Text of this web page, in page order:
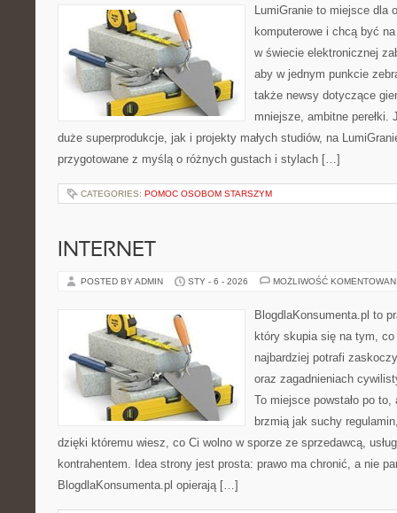
LumiGranie to miejsce dla
komputerowe i chcą być
w świecie elektronicznej
aby w jednym punkcie
także newsy dotyczące
mniejsze, ambitne perełki.
duże superprodukcje, jak i projekty małych studiów, na
przygotowane z myślą o różnych gustach i stylach […]
CATEGORIES: POMOC OSOBOM STARSZYM
INTERNET
POSTED BY ADMIN STY - 6 - 2026 MOŻLIWOŚĆ
BlogdlaKonsumenta.pl to
który skupia się na tym,
najbardziej potrafi
oraz zagadnieniach
To miejsce powstało po
brzmią jak suchy
dzięki któremu wiesz, co Ci wolno w sporze ze sprzedawcą,
kontrahentem. Idea strony jest prosta: prawo ma chronić, a nie
BlogdlaKonsumenta.pl opierają […]